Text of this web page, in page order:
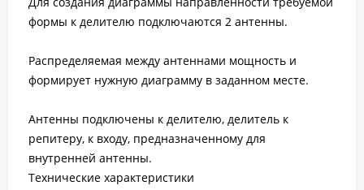
формы к делителю подключаются 2 антенны.
Распределяемая между антеннами мощность и
формирует нужную диаграмму в заданном месте.
Антенны подключены к делителю, делитель к
репитеру, к входу, предназначенному для
внутренней антенны.
Технические характеристики